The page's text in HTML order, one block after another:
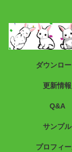
ダウンロ
更新情報
Q&A
サンプル
プロフィ